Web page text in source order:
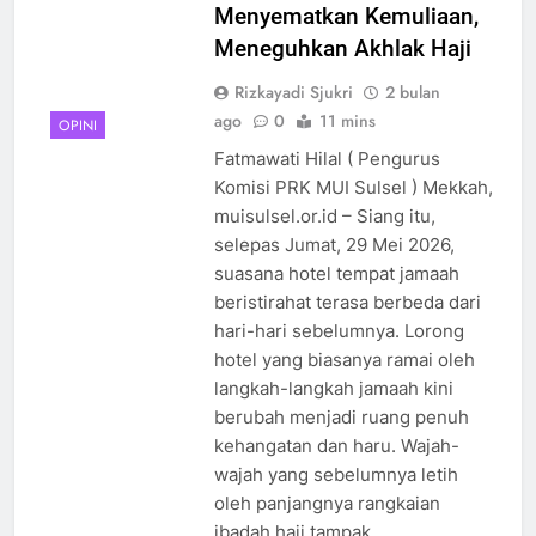
OPINI
Menyematkan Kemuliaan,
Meneguhkan Akhlak Haji
Rizkayadi Sjukri
2 bulan
ago
0 11 mins
Fatmawati Hilal ( Pengurus
Komisi PRK MUI Sulsel ) Mekkah,
muisulsel.or.id – Siang itu,
selepas Jumat, 29 Mei 2026,
suasana hotel tempat jamaah
beristirahat terasa berbeda dari
hari-hari sebelumnya. Lorong
hotel yang biasanya ramai oleh
langkah-langkah jamaah kini
berubah menjadi ruang penuh
kehangatan dan haru. Wajah-
wajah yang sebelumnya letih
oleh panjangnya rangkaian
CATATAN PKU 2026: Perdalam
Qawaʿid Fiqhiyyah, Arham
Ahmad: Ilmu Harus Menjadi
Bekal untuk Mengabdi
NEWS
Pro-Kontra Pendirian